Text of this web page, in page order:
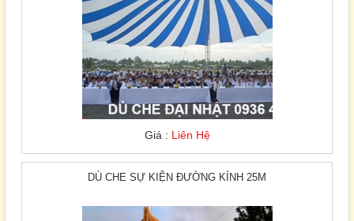
Giá : Liên Hệ
DÙ CHE SỰ KIỆN ĐƯỜNG KÍNH 25M